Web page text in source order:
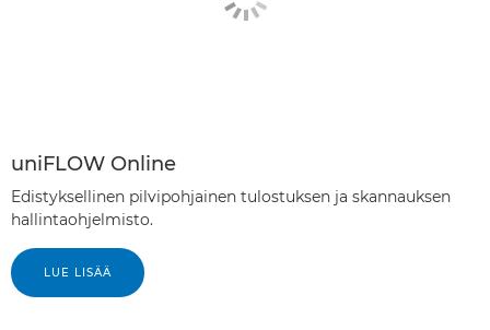
uniFLOW Online
Edistyksellinen pilvipohjainen tulostuksen ja skannauksen
hallintaohjelmisto.
LUE LISÄÄ